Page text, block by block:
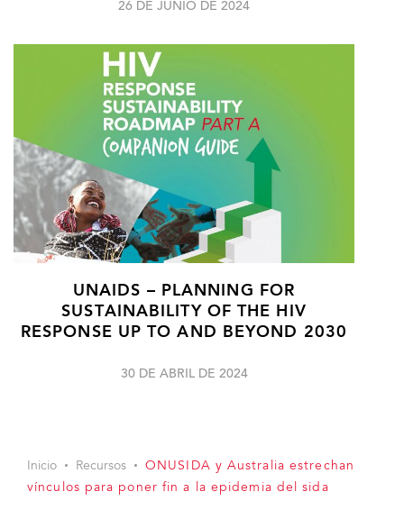
26 DE JUNIO DE 2024
UNAIDS – PLANNING FOR
SUSTAINABILITY OF THE HIV
RESPONSE UP TO AND BEYOND 2030
30 DE ABRIL DE 2024
Inicio Recursos
ONUSIDA y Australia estrechan
vínculos para poner fin a la epidemia del sida